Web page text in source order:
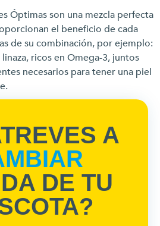
Óptimas son una mezcla perfecta
el beneficio de cada
de su combinación, por ejemplo:
ricos en Omega-3, juntos
necesarios para tener una piel
A
DE TU